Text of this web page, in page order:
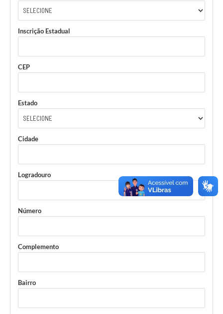
Inscrição Estadual
CEP
Estado
Cidade
Logradouro
Número
Complemento
Bairro